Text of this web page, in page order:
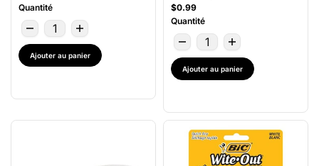
Quantité
Ajouter au panier
$0.99
Quantité
Ajouter au panier